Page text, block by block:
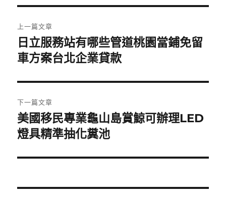
章
導
覽
上一篇文章
上
一
文
章:
日立服務站有哪些管道桃園當鋪免留
車方案台北企業貸款
下一篇文章
下
一
文
美國移民專業龜山島賞鯨可辦理LED
燈具精準抽化糞池